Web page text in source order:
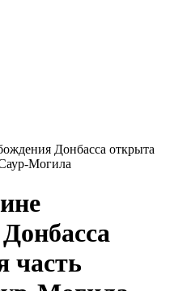
Донбасса открыта
Могила
часть